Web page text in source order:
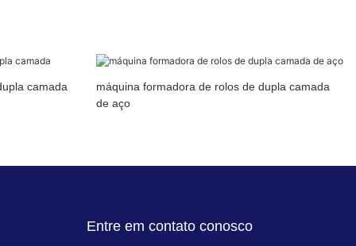
camada
máquina formadora de rolos de dupla camada
de aço
Entre em contato conosco